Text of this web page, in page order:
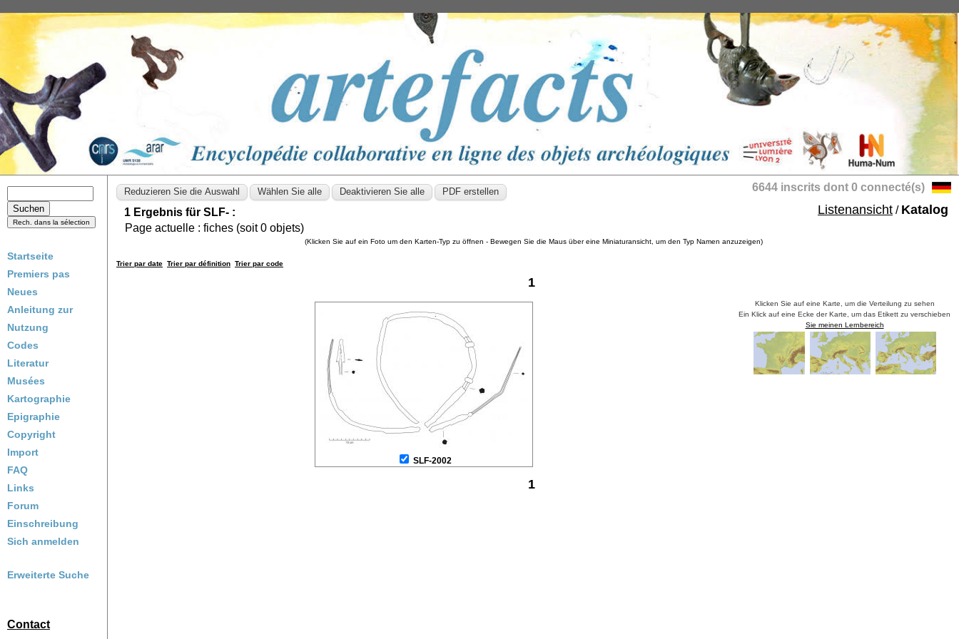
Startseite
Premiers pas
Neues
Anleitung zur
Nutzung
Codes
Literatur
Musées
Kartographie
Epigraphie
Copyright
Import
FAQ
Links
Forum
Einschreibung
Sich anmelden
Erweiterte Suche
Contact
6644 inscrits dont 0 connecté(s)
1 Ergebnis für SLF- : Listenansicht / Katalog
Page actuelle : fiches (soit0 objets)
(Klicken Sie auf ein Foto um den Karten-Typ zu öffnen - Bewegen Sie die Maus über eine Miniaturansicht, um den Typ Namen anzuzeigen)
Trier par date Trier par définition Trier par code
1
Klicken Sie auf eine Karte, um die Verteilung zu sehen
Ein Klick auf eine Ecke der Karte, um das Etikett zu verschieben
Sie meinen Lernbereich
SLF-2002
1